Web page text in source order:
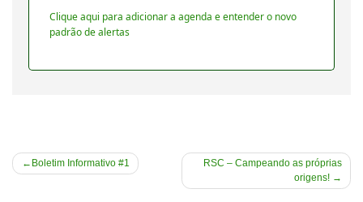
Clique aqui para adicionar a agenda e entender o novo
padrão de alertas
Navegação
Boletim Informativo #1
RSC – Campeando as próprias
origens!